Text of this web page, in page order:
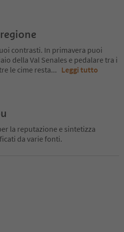
contrasti. In primavera puoi
della Val Senales e pedalare tra i
le cime resta... Leggi tutto
la reputazione e sintetizza
da varie fonti.